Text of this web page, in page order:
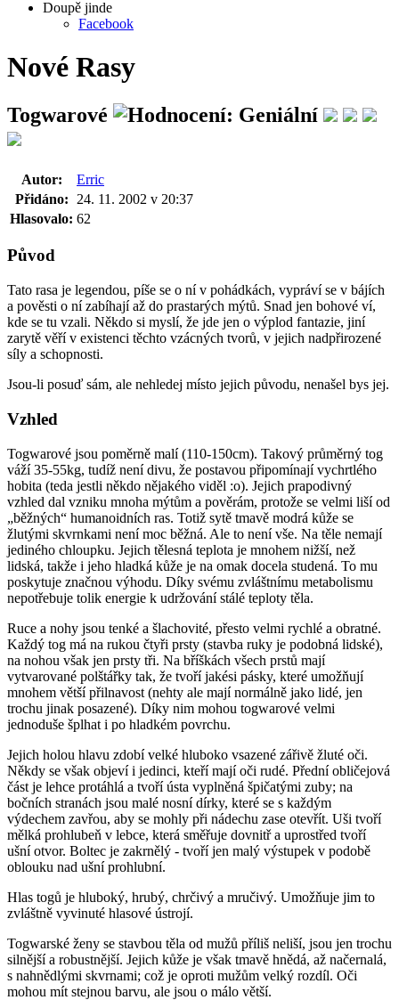
Doupě jinde
Facebook
Nové Rasy
Togwarové
Autor:
Erric
Přidáno:
24. 11. 2002 v 20:37
Hlasovalo: 62
Původ
Tato rasa je legendou, píše se o ní v pohádkách, vypráví se v bájích
a pověsti o ní zabíhají až do prastarých mýtů. Snad jen bohové ví,
kde se tu vzali. Někdo si myslí, že jde jen o výplod fantazie, jiní
zarytě věří v existenci těchto vzácných tvorů, v jejich nadpřirozené
síly a schopnosti.
Jsou-li posuď sám, ale nehledej místo jejich původu, nenašel bys jej.
Vzhled
Togwarové jsou poměrně malí (110-150cm). Takový průměrný tog
váží 35-55kg, tudíž není divu, že postavou připomínají vychrtlého
hobita (teda jestli někdo nějakého viděl :o). Jejich prapodivný
vzhled dal vzniku mnoha mýtům a pověrám, protože se velmi liší od
„běžných“ humanoidních ras. Totiž sytě tmavě modrá kůže se
žlutými skvrnkami není moc běžná. Ale to není vše. Na těle nemají
jediného chloupku. Jejich tělesná teplota je mnohem nižší, než
lidská, takže i jeho hladká kůže je na omak docela studená. To mu
poskytuje značnou výhodu. Díky svému zvláštnímu metabolismu
nepotřebuje tolik energie k udržování stálé teploty těla.
Ruce a nohy jsou tenké a šlachovité, přesto velmi rychlé a obratné.
Každý tog má na rukou čtyři prsty (stavba ruky je podobná lidské),
na nohou však jen prsty tři. Na bříškách všech prstů mají
vytvarované polštářky tak, že tvoří jakési pásky, které umožňují
mnohem větší přilnavost (nehty ale mají normálně jako lidé, jen
trochu jinak posazené). Díky nim mohou togwarové velmi
jednoduše šplhat i po hladkém povrchu.
Jejich holou hlavu zdobí velké hluboko vsazené zářivě žluté oči.
Někdy se však objeví i jedinci, kteří mají oči rudé. Přední obličejová
část je lehce protáhlá a tvoří ústa vyplněná špičatými zuby; na
bočních stranách jsou malé nosní dírky, které se s každým
výdechem zavřou, aby se mohly při nádechu zase otevřít. Uši tvoří
mělká prohlubeň v lebce, která směřuje dovnitř a uprostřed tvoří
ušní otvor. Boltec je zakrnělý - tvoří jen malý výstupek v podobě
oblouku nad ušní prohlubní.
Hlas togů je hluboký, hrubý, chrčivý a mručivý. Umožňuje jim to
zvláštně vyvinuté hlasové ústrojí.
Togwarské ženy se stavbou těla od mužů příliš neliší, jsou jen trochu
silnější a robustnější. Jejich kůže je však tmavě hnědá, až načernalá,
s nahnědlými skvrnami; což je oproti mužům velký rozdíl. Oči
mohou mít stejnou barvu, ale jsou o málo větší.